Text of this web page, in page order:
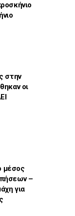
στην
οι
μέσος
–
για